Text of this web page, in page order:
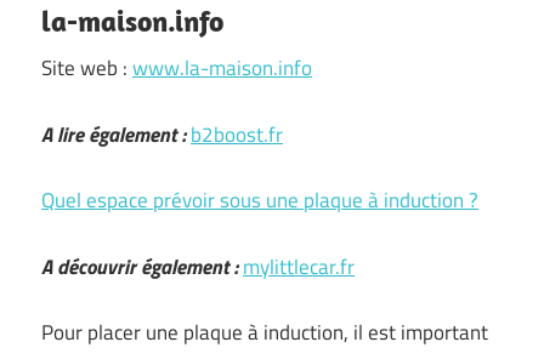
la-maison.info
Site web :www.la-maison.info
A lire également :b2boost.fr
Quel espace prévoir sous une plaque à induction ?
A découvrir également :mylittlecar.fr
Pour placer une plaque à induction, il est important